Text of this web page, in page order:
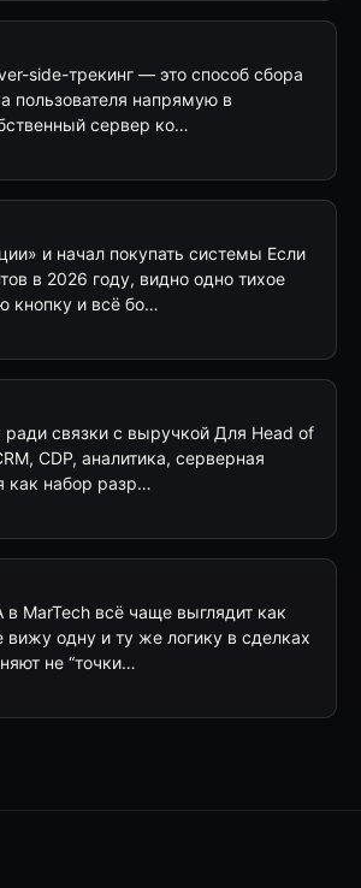
side-трекинг — это способ сбора
пользователя напрямую в
сервер ко…
и начал покупать системы Если
в 2026 году, видно одно тихое
кнопку и всё бо…
связки с выручкой Для Head of
CDP, аналитика, серверная
как набор разр…
MarTech всё чаще выглядит как
одну и ту же логику в сделках
не “точки…